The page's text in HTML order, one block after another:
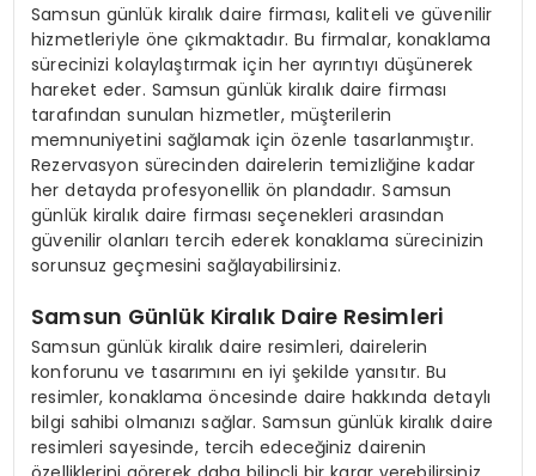
Samsun günlük kiralık daire firması, kaliteli ve güvenilir
hizmetleriyle öne çıkmaktadır. Bu firmalar, konaklama
sürecinizi kolaylaştırmak için her ayrıntıyı düşünerek
hareket eder. Samsun günlük kiralık daire firması
tarafından sunulan hizmetler, müşterilerin
memnuniyetini sağlamak için özenle tasarlanmıştır.
Rezervasyon sürecinden dairelerin temizliğine kadar
her detayda profesyonellik ön plandadır. Samsun
günlük kiralık daire firması seçenekleri arasından
güvenilir olanları tercih ederek konaklama sürecinizin
sorunsuz geçmesini sağlayabilirsiniz.
Samsun Günlük Kiralık Daire Resimleri
Samsun günlük kiralık daire resimleri, dairelerin
konforunu ve tasarımını en iyi şekilde yansıtır. Bu
resimler, konaklama öncesinde daire hakkında detaylı
bilgi sahibi olmanızı sağlar. Samsun günlük kiralık daire
resimleri sayesinde, tercih edeceğiniz dairenin